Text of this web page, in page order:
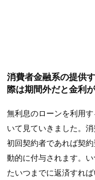
消費者金融系の提供
際は期間外だと金利
無利息のローンを利用
いて見ていきました。
初回契約者であれば契
動的に付与されます。
たいつまでに返済すれ